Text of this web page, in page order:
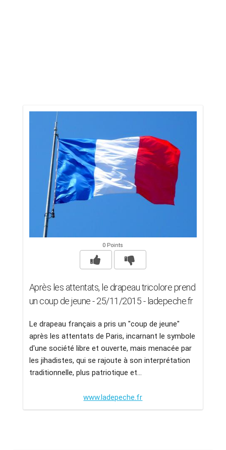
0 Points
Après les attentats, le drapeau tricolore prend
un coup de jeune - 25/11/2015 - ladepeche.fr
Le drapeau français a pris un "coup de jeune"
après les attentats de Paris, incarnant le symbole
d'une société libre et ouverte, mais menacée par
les jihadistes, qui se rajoute à son interprétation
traditionnelle, plus patriotique et...
www.ladepeche.fr